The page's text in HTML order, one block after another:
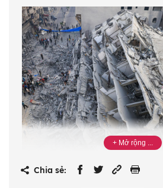
Tòa nhà bị phá hủy sau cuộc
Chia sẻ: